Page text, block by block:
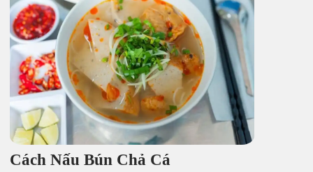
Cách Nấu Bún Chả Cá